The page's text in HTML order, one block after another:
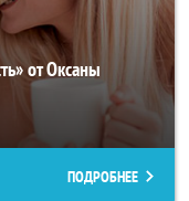
от Оксаны
ПОДРОБНЕЕ